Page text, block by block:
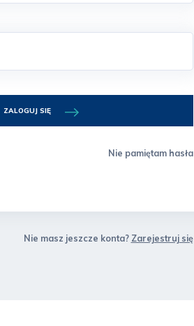
ZALOGUJ SIĘ
Nie pamiętam hasła
Nie masz jeszcze konta? Zarejestruj się